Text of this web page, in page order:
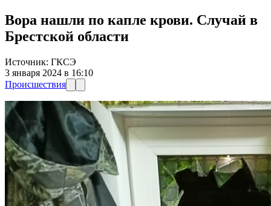
Вора нашли по капле крови. Случай в
Брестской области
Источник: ГКСЭ
3 января 2024 в 16:10
Происшествия